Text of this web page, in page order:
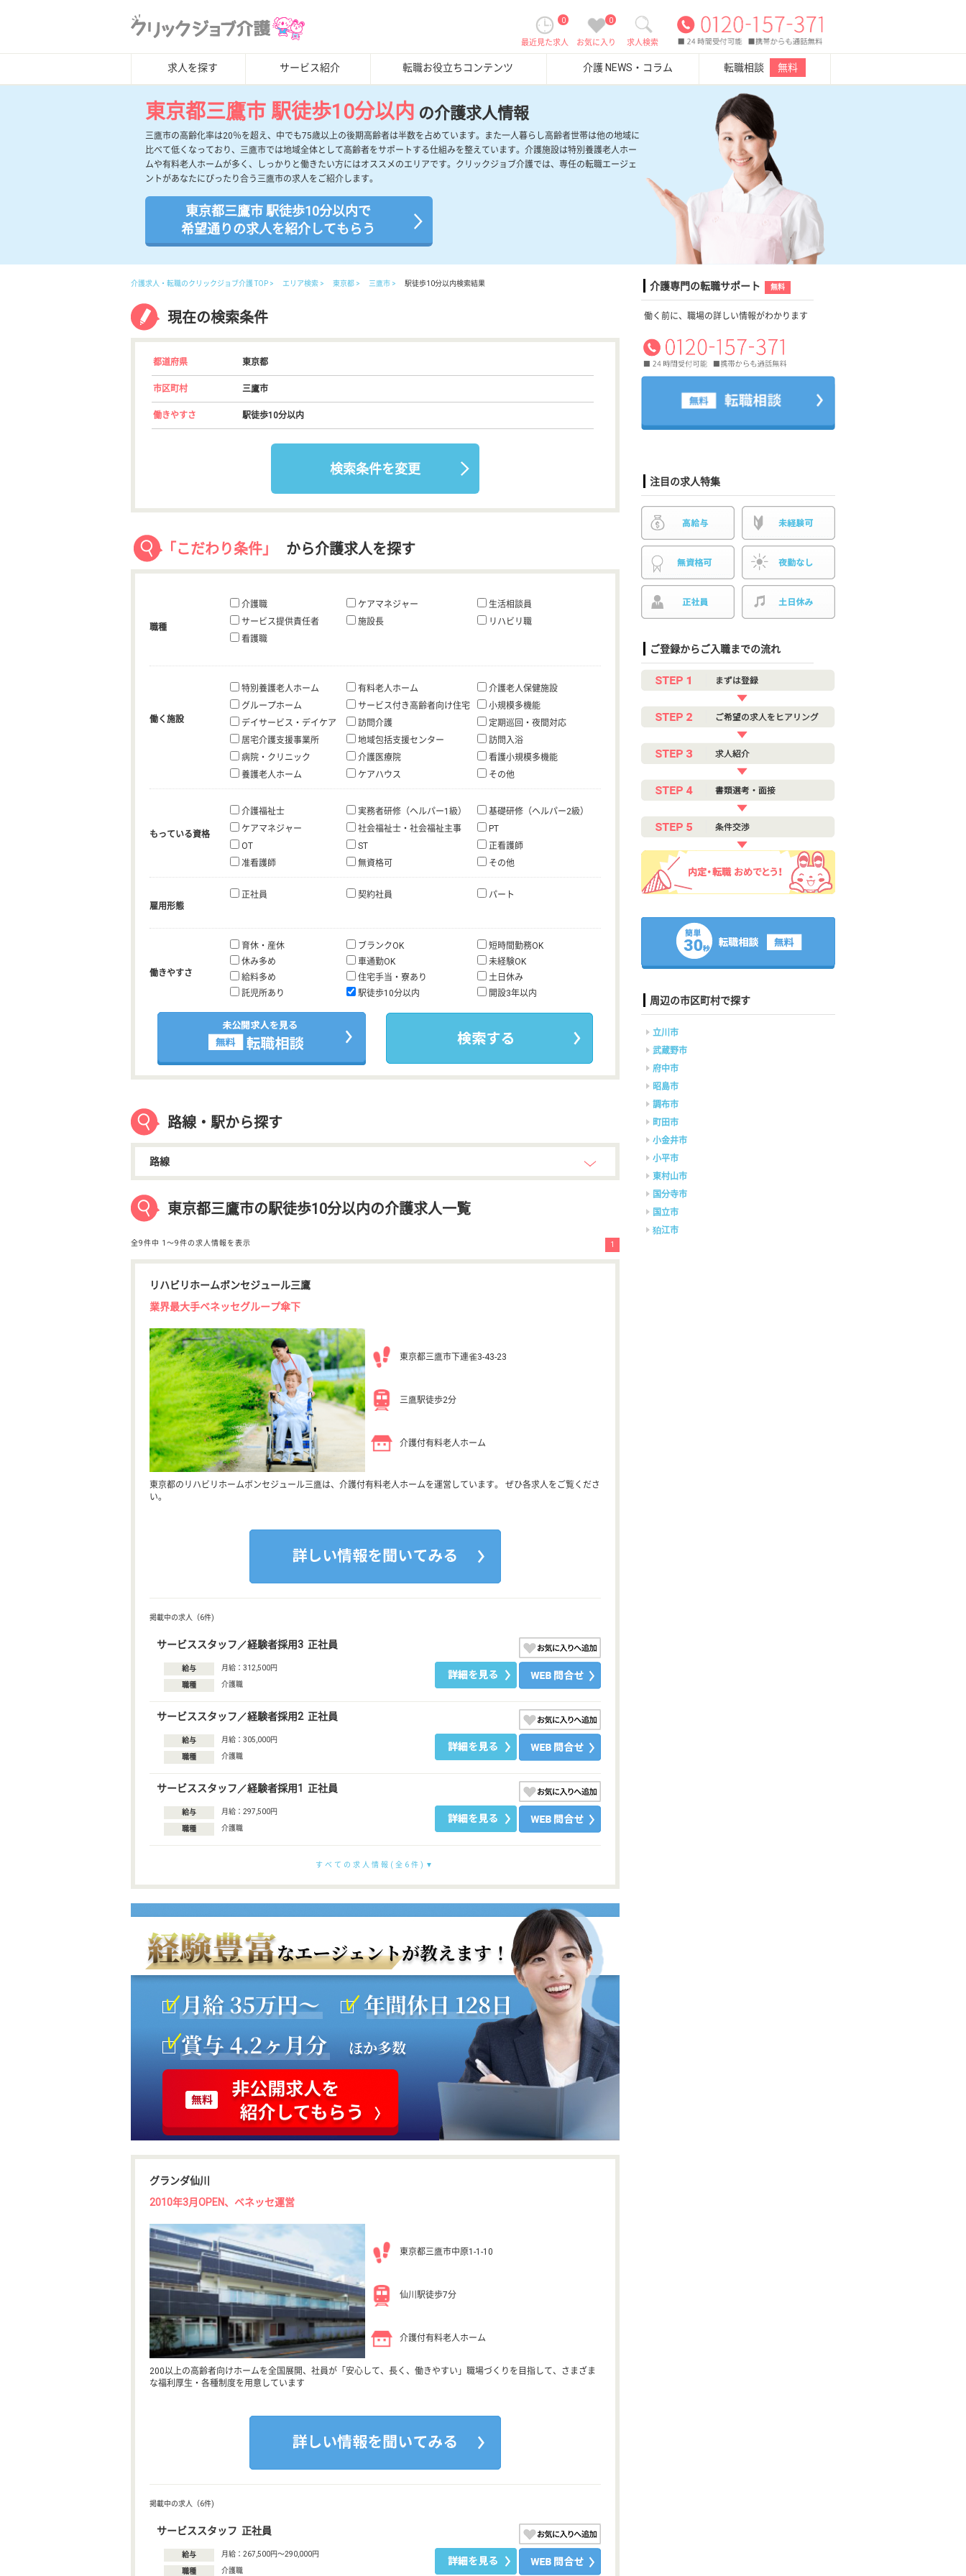
求人検索
0
お気に入り
0
最近見た求人
求人を探す サービス紹介 転職お役立ちコンテンツ 介護 NEWS・コラム 転職相談 無料
東京都三鷹市 駅徒歩10分以内 の介護求人情報
三鷹市の高齢化率は20％を超え、中でも75歳以上の後期高齢者は半数を占めています。また一人暮らし高齢者世帯は他の地域に
比べて低くなっており、三鷹市では地域全体として高齢者をサポートする仕組みを整えています。介護施設は特別養護老人ホー
ムや有料老人ホームが多く、しっかりと働きたい方にはオススメのエリアです。クリックジョブ介護では、専任の転職エージェ
ントがあなたにぴったり合う三鷹市の求人をご紹介します。
東京都三鷹市 駅徒歩10分以内で
希望通りの求人を紹介してもらう
介護求人・転職のクリックジョブ介護 TOP エリア検索 東京都 三鷹市 駅徒歩10分以内検索結果
現在の検索条件
都道府県 東京都
市区町村 三鷹市
働きやすさ 駅徒歩10分以内
検索条件を変更
「こだわり条件」 から介護求人を探す
職種
介護職 ケアマネジャー
生活相談員
サービス提供責任者
施設長
リハビリ職
看護職
働く施設
特別養護老人ホーム 有料老人ホーム
介護老人保健施設
グループホーム
サービス付き高齢者向け住宅
小規模多機能
デイサービス・デイケア
訪問介護
定期巡回・夜間対応
居宅介護支援事業所
地域包括支援センター
訪問入浴
病院・クリニック
介護医療院
看護小規模多機能
養護老人ホーム
ケアハウス その他
もっている資格
介護福祉士 実務者研修（ヘルパー1級）
基礎研修（ヘルパー2級）
ケアマネジャー
社会福祉士・社会福祉主事
PT
OT
ST
正看護師
准看護師
無資格可 その他
雇用形態
正社員 契約社員 パート
働きやすさ
育休・産休 ブランクOK
短時間勤務OK
休み多め
車通勤OK
未経験OK
給料多め
住宅手当・寮あり
土日休み
託児所あり
駅徒歩10分以内 開設3年以内
路線・駅から探す
路線
東京都三鷹市の駅徒歩10分以内の介護求人一覧
全9件中 1〜9件の求人情報を表示 1
リハビリホームボンセジュール三鷹
業界最大手ベネッセグループ傘下
東京都三鷹市下連雀3-43-23
三鷹駅徒歩2分
介護付有料老人ホーム
東京都のリハビリホームボンセジュール三鷹は、介護付有料老人ホームを運営しています。 ぜひ各求人をご覧くださ
い。
掲載中の求人（6件)
サービススタッフ／経験者採用3 正社員
給与 月給：312,500円
職種 介護職
サービススタッフ／経験者採用2 正社員
給与 月給：305,000円
職種 介護職
サービススタッフ／経験者採用1 正社員
給与 月給：297,500円
職種 介護職
すべての求人情報(全6件)
グランダ仙川
2010年3月OPEN、ベネッセ運営
東京都三鷹市中原1-1-10
仙川駅徒歩7分
介護付有料老人ホーム
200以上の高齢者向けホームを全国展開、社員が「安心して、長く、働きやすい」職場づくりを目指して、さまざま
な福利厚生・各種制度を用意しています
掲載中の求人（6件)
サービススタッフ 正社員
給与 月給：267,500円〜290,000円
職種 介護職
介護専門の転職サポート 無料
働く前に、職場の詳しい情報がわかります
注目の求人特集
ご登録からご入職までの流れ
周辺の市区町村で探す
立川市
武蔵野市
府中市
昭島市
調布市
町田市
小金井市
小平市
東村山市
国分寺市
国立市
狛江市